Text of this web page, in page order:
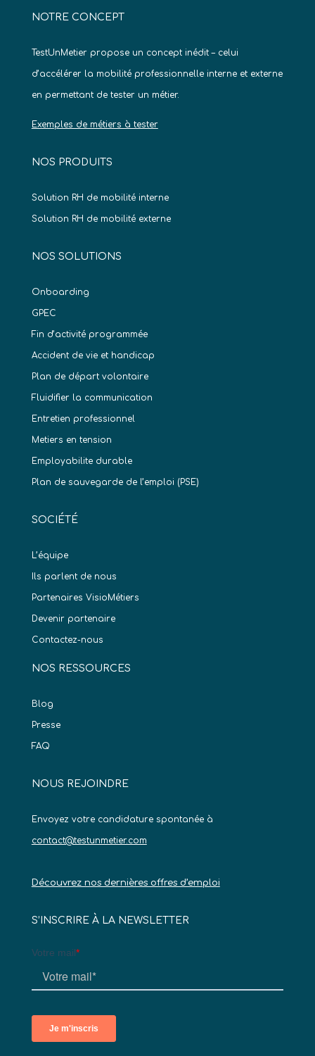
NOTRE CONCEPT
TestUnMetier propose un concept inédit – celui
d’accélérer la mobilité professionnelle interne et externe
en permettant de tester un métier.
Exemples de métiers à tester
NOS PRODUITS
Solution RH de mobilité interne
Solution RH de mobilité externe
NOS SOLUTIONS
Onboarding
GPEC
Fin d’activité programmée
Accident de vie et handicap
Plan de départ volontaire
Fluidifier la communication
Entretien professionnel
Metiers en tension
Employabilite durable
Plan de sauvegarde de l’emploi (PSE)
SOCIÉTÉ
L’équipe
Ils parlent de nous
Partenaires VisioMétiers
Devenir partenaire
Contactez-nous
NOS RESSOURCES
Blog
Presse
FAQ
NOUS REJOINDRE
Envoyez votre candidature spontanée à
contact@testunmetier.com
Découvrez nos dernières offres d’emploi
S’INSCRIRE À LA NEWSLETTER